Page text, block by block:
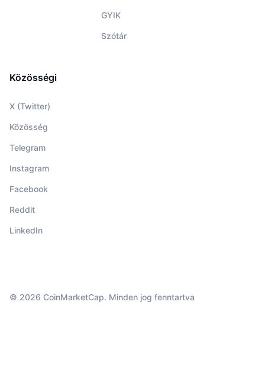
GYIK
Szótár
Közösségi
X (Twitter)
Közösség
Telegram
Instagram
Facebook
Reddit
LinkedIn
© 2026 CoinMarketCap. Minden jog fenntartva